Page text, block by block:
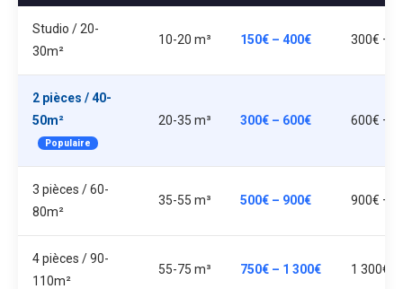
Studio / 20-
30m²
10-20 m³ 150€ – 400€ 300€ –
2 pièces / 40-
50m²
Populaire
20-35 m³ 300€ – 600€ 600€ – 1
3 pièces / 60-
80m²
35-55 m³ 500€ – 900€ 900€ – 1
4 pièces / 90-
110m²
55-75 m³ 750€ – 1 300€ 1 300€